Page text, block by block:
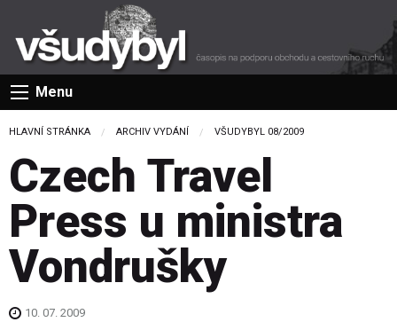
Menu
HLAVNÍ STRÁNKA ARCHIV VYDÁNÍ VŠUDYBYL 08/2009
Czech Travel
Press u ministra
Vondrušky
10. 07. 2009